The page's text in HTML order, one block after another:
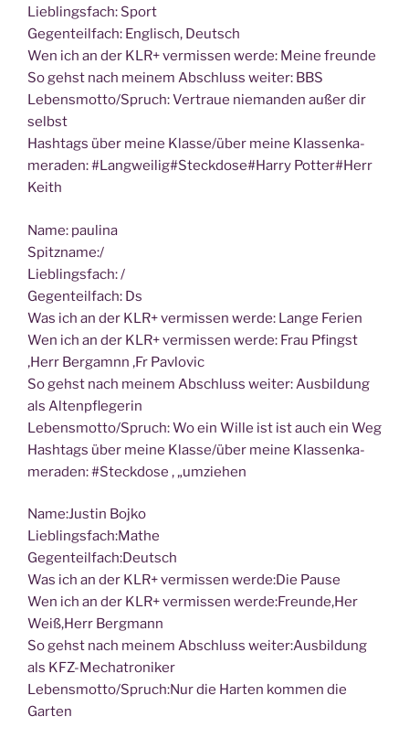
Lieb­lings­fach: Sport
Gegen­teil­fach: Eng­lisch, Deutsch
Wen ich an der KLR+ ver­mis­sen wer­de: Mei­ne freunde
So gehst nach mei­nem Abschluss wei­ter: BBS
Lebensmotto/Spruch: Ver­traue nie­man­den außer dir
selbst
Hash­tags über mei­ne Klasse/über mei­ne Klas­sen­ka­
me­ra­den: #Langweilig#Steckdose#Harry Potter#Herr
Keith
Name: pau­li­na
Spitzname:/
Lieblingsfach: /
Gegen­teil­fach: Ds
Was ich an der KLR+ ver­mis­sen wer­de: Lan­ge Ferien
Wen ich an der KLR+ ver­mis­sen wer­de: Frau Pfingst
‚Herr Bergamnn ‚Fr Pavlovic
So gehst nach mei­nem Abschluss wei­ter: Aus­bil­dung
als Altenpflegerin
Lebensmotto/Spruch: Wo ein Wil­le ist ist auch ein Weg
Hash­tags über mei­ne Klasse/über mei­ne Klas­sen­ka­
me­ra­den: #Steck­do­se , „umzie­hen
Name:Justin Boj­ko
Lieblingsfach:Mathe
Gegenteilfach:Deutsch
Was ich an der KLR+ ver­mis­sen werde:Die Pause
Wen ich an der KLR+ ver­mis­sen werde:Freunde,Her
Weiß,Herr Bergmann
So gehst nach mei­nem Abschluss weiter:Ausbildung
als KFZ-Mechatroniker
Lebensmotto/Spruch:Nur die Har­ten kom­men die
Garten